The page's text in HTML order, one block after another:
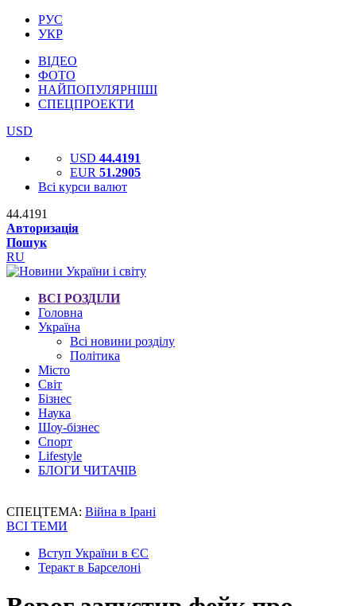
РУС
УКР
ВІДЕО
ФОТО
НАЙПОПУЛЯРНІШІ
СПЕЦПРОЕКТИ
USD
USD 44.4191
EUR 51.2905
Всі курси валют
44.4191
Авторизація
Пошук
RU
ВСІ РОЗДІЛИ
Головна
Україна
Всі новини розділу
Політика
Місто
Світ
Бізнес
Наука
Шоу-бізнес
Спорт
Lifestyle
БЛОГИ ЧИТАЧІВ
СПЕЦТЕМА: Війна в Ірані
ВСІ ТЕМИ
Вступ України в ЄС
Теракт в Барселоні